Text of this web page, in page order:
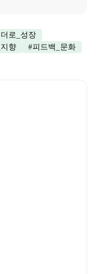
로_성장
향 #피드백_문화